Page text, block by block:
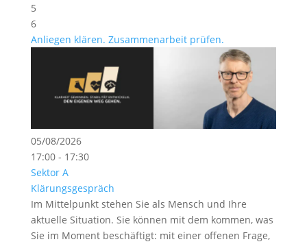
5
6
Anliegen klären. Zusammenarbeit prüfen.
05/08/2026
17:00 - 17:30
Sektor A
Klärungsgespräch
Im Mittelpunkt stehen Sie als Mensch und Ihre
aktuelle Situation. Sie können mit dem kommen, was
Sie im Moment beschäftigt: mit einer offenen Frage,